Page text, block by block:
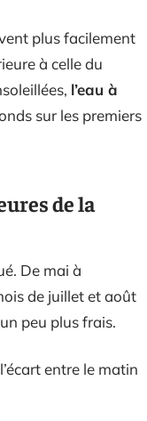
plus facilement
à celle du
l’eau à
sur les premiers
de la
De mai à
de juillet et août
peu plus frais.
entre le matin